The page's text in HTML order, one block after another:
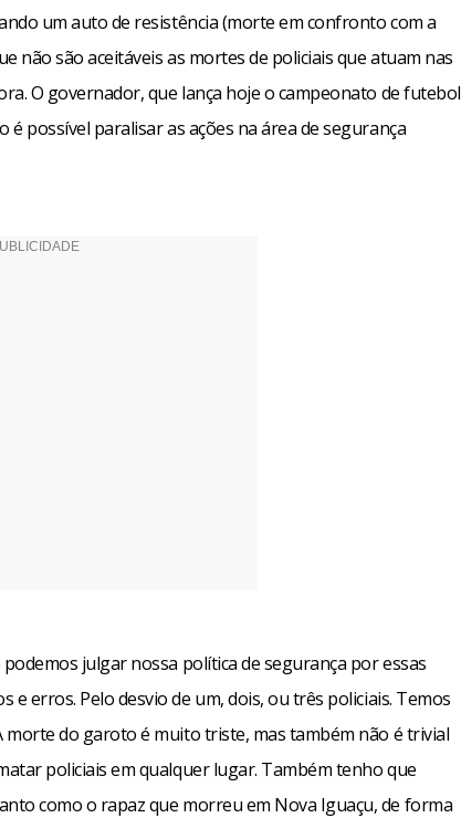
um auto de resistência (morte em confronto com a
não são aceitáveis as mortes de policiais que atuam nas
O governador, que lança hoje o campeonato de futebol
é possível paralisar as ações na área de segurança
julgar nossa política de segurança por essas
e erros. Pelo desvio de um, dois, ou três policiais. Temos
morte do garoto é muito triste, mas também não é trivial
policiais em qualquer lugar. Também tenho que
como o rapaz que morreu em Nova Iguaçu, de forma